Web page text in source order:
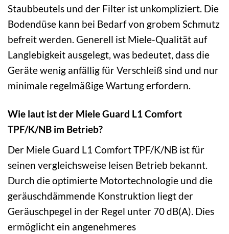
Staubbeutels und der Filter ist unkompliziert. Die
Bodendüse kann bei Bedarf von grobem Schmutz
befreit werden. Generell ist Miele-Qualität auf
Langlebigkeit ausgelegt, was bedeutet, dass die
Geräte wenig anfällig für Verschleiß sind und nur
minimale regelmäßige Wartung erfordern.
Wie laut ist der Miele Guard L1 Comfort
TPF/K/NB im Betrieb?
Der Miele Guard L1 Comfort TPF/K/NB ist für
seinen vergleichsweise leisen Betrieb bekannt.
Durch die optimierte Motortechnologie und die
geräuschdämmende Konstruktion liegt der
Geräuschpegel in der Regel unter 70 dB(A). Dies
ermöglicht ein angenehmeres